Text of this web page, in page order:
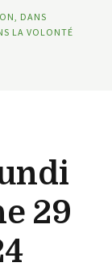
DANS
LA VOLONTÉ
29